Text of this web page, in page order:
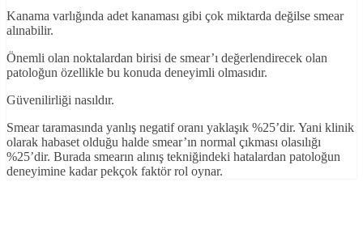
Kanama varlığında adet kanaması gibi çok miktarda değilse smear
alınabilir.
Önemli olan noktalardan birisi de smear’ı değerlendirecek olan
patoloğun özellikle bu konuda deneyimli olmasıdır.
Güvenilirliği nasıldır.
Smear taramasında yanlış negatif oranı yaklaşık %25’dir. Yani klinik
olarak habaset olduğu halde smear’ın normal çıkması olasılığı
%25’dir. Burada smearın alınış tekniğindeki hatalardan patoloğun
deneyimine kadar pekçok faktör rol oynar.